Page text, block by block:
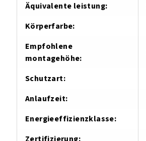
Äquivalente leistung:
Körperfarbe:
Empfohlene
montagehöhe:
Schutzart:
Anlaufzeit:
Energieeffizienzklasse: